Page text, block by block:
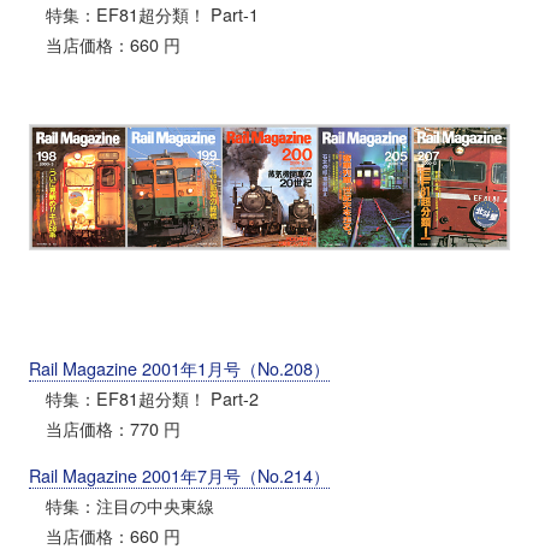
特集：EF81超分類！ Part-1
当店価格：660 円
Rail Magazine 2001年1月号（No.208）
特集：EF81超分類！ Part-2
当店価格：770 円
Rail Magazine 2001年7月号（No.214）
特集：注目の中央東線
当店価格：660 円